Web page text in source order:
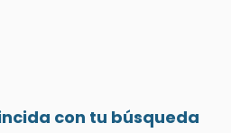
con tu búsqueda